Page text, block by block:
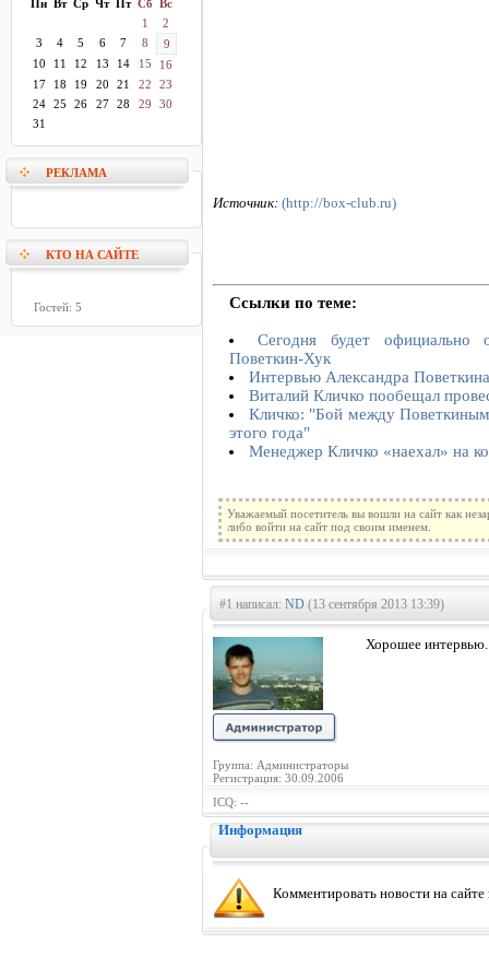
Пн Вт Ср Чт Пт Сб Вс
1
2
3
4 5 6 7 8
9
10
11 12 13 14 15
16
17
18 19 20 21 22
23
24
25 26 27 28 29
30
31
РЕКЛАМА
КТО НА САЙТЕ
Гостей: 5
Источник: (http://box-club.ru)
Ссылки по теме:
Сегодня будет официально
Поветкин-Хук
Интервью Александра Поветкина
Виталий Кличко пообещал
Кличко: "Бой между
этого года"
Менеджер Кличко «наехал» на
Уважаемый посетитель вы вошли на сайт как
либо войти на сайт под своим именем.
#1 написал: ND (13 сентября 2013 13:39)
Группа: Администраторы
Регистрация: 30.09.2006
Хорошее
ICQ: --
Информация
Комментировать новости на